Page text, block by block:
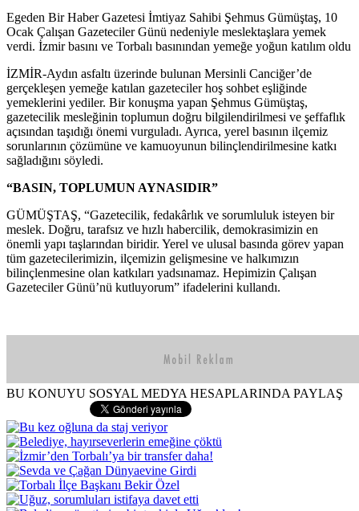
Egeden Bir Haber Gazetesi İmtiyaz Sahibi Şehmus Gümüştaş, 10
Ocak Çalışan Gazeteciler Günü nedeniyle meslektaşlara yemek
verdi. İzmir basını ve Torbalı basınından yemeğe yoğun katılım oldu
İZMİR-Aydın asfaltı üzerinde bulunan Mersinli Canciğer’de
gerçekleşen yemeğe katılan gazeteciler hoş sohbet eşliğinde
yemeklerini yediler. Bir konuşma yapan Şehmus Gümüştaş,
gazetecilik mesleğinin toplumun doğru bilgilendirilmesi ve şeffaflık
açısından taşıdığı önemi vurguladı. Ayrıca, yerel basının ilçemiz
sorunlarının çözümüne ve kamuoyunun bilinçlendirilmesine katkı
sağladığını söyledi.
“BASIN, TOPLUMUN AYNASIDIR”
GÜMÜŞTAŞ, “Gazetecilik, fedakârlık ve sorumluluk isteyen bir
meslek. Doğru, tarafsız ve hızlı habercilik, demokrasimizin en
önemli yapı taşlarından biridir. Yerel ve ulusal basında görev yapan
tüm gazetecilerimizin, ilçemizin gelişmesine ve halkımızın
bilinçlenmesine olan katkıları yadsınamaz. Hepimizin Çalışan
Gazeteciler Günü’nü kutluyorum” ifadelerini kullandı.
BU KONUYU SOSYAL MEDYA HESAPLARINDA PAYLAŞ